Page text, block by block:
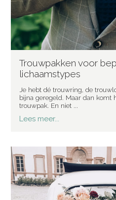
Trouwpakken voor
lichaamstypes
Je hebt dé trouwring, de
bijna geregeld. Maar dan komt
trouwpak. En niet ...
Lees meer...